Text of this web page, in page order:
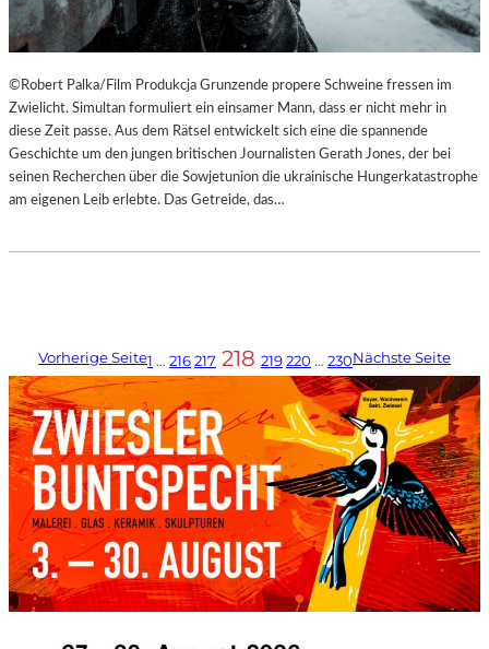
©Robert Palka/Film Produkcja Grunzende propere Schweine fressen im
Zwielicht. Simultan formuliert ein einsamer Mann, dass er nicht mehr in
diese Zeit passe. Aus dem Rätsel entwickelt sich eine die spannende
Geschichte um den jungen britischen Journalisten Gerath Jones, der bei
seinen Recherchen über die Sowjetunion die ukrainische Hungerkatastrophe
am eigenen Leib erlebte. Das Getreide, das…
Vorherige Seite1 … 216217 218 219220 … 230Nächste Seite